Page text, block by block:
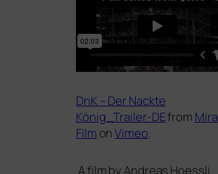
DnK – Der Nackte
König_Trailer-DEfrom Mira
Film onVimeo.
A film by Andreas Hoessli.